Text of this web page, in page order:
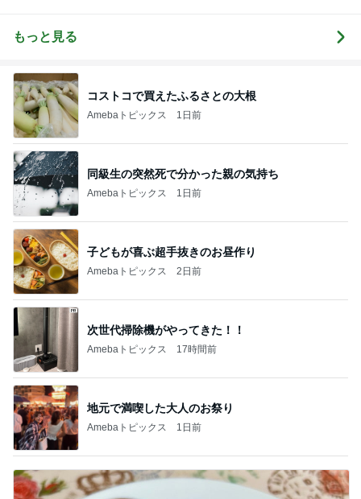
もっと見る
コストコで買えたふるさとの大根
Amebaトピックス 1日前
同級生の突然死で分かった親の気持ち
Amebaトピックス 1日前
子どもが喜ぶ超手抜きのお昼作り
Amebaトピックス 2日前
次世代掃除機がやってきた！！
Amebaトピックス 17時間前
地元で満喫した大人のお祭り
Amebaトピックス 1日前